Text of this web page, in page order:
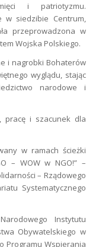
i patriotyzmu.
w siedzibie Centrum,
przeprowadzona w
Wojska Polskiego.
i nagrobki Bohaterów
wyglądu, stając
narodowe i
pracę i szacunek dla
w ramach ścieżki
– WOW w NGO!” –
– Rządowego
Systematycznego
Instytutu
Obywatelskiego w
Programu Wspierania